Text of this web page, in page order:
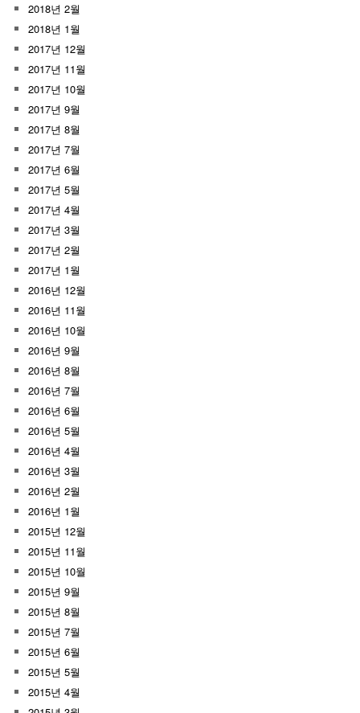
2018년 2월
2018년 1월
2017년 12월
2017년 11월
2017년 10월
2017년 9월
2017년 8월
2017년 7월
2017년 6월
2017년 5월
2017년 4월
2017년 3월
2017년 2월
2017년 1월
2016년 12월
2016년 11월
2016년 10월
2016년 9월
2016년 8월
2016년 7월
2016년 6월
2016년 5월
2016년 4월
2016년 3월
2016년 2월
2016년 1월
2015년 12월
2015년 11월
2015년 10월
2015년 9월
2015년 8월
2015년 7월
2015년 6월
2015년 5월
2015년 4월